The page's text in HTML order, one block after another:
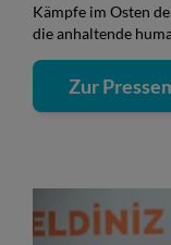
Kämpfe im Osten
die anhaltende
Zur